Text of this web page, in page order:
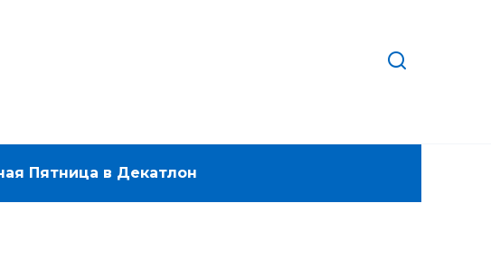
Пятница в Декатлон